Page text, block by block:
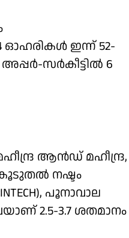
ഓഹരികള്‍ ഇന്ന് 52-
സര്‍കീട്ടില്‍ 6
ആന്‍ഡ് മഹീന്ദ്ര,
നഷ്ടം
പൂനാവാല
2.5-3.7 ശതമാനം